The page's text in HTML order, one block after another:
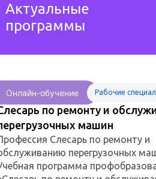
Актуальные
программы
Онлайн-обучение Рабочие
по ремонту и
машин
Слесарь по ремонту и
перегрузочных
программа